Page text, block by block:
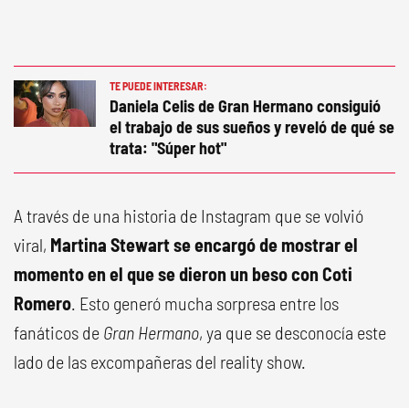
TE PUEDE INTERESAR:
Daniela Celis de Gran Hermano consiguió
el trabajo de sus sueños y reveló de qué se
trata: "Súper hot"
A través de una historia de Instagram que se volvió
viral, Martina Stewart se encargó de mostrar el
momento en el que se dieron un beso con Coti
Romero. Esto generó mucha sorpresa entre los
fanáticos de Gran Hermano, ya que se desconocía este
lado de las excompañeras del reality show.